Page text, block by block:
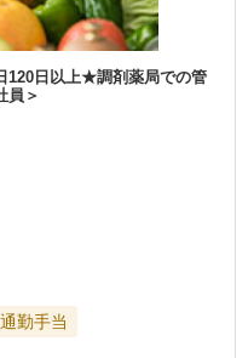
120日以上★調剤薬局での管
員＞
通勤手当